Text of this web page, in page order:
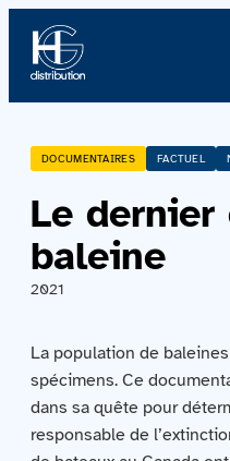
À propos
Profil
Nouvelles
Équipe
Catalogue
DOCUMENTAIRES FACTUEL
Le
baleine
2021
La population de
spécimens. Ce
dans sa quête pour
responsable de